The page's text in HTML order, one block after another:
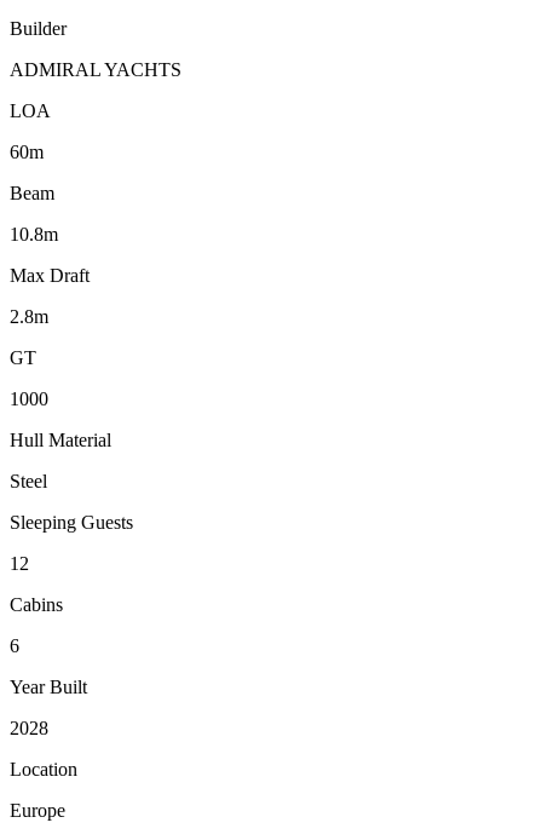
Builder
ADMIRAL YACHTS
LOA
60m
Beam
10.8m
Max Draft
2.8m
GT
1000
Hull Material
Steel
Sleeping Guests
12
Cabins
6
Year Built
2028
Location
Europe